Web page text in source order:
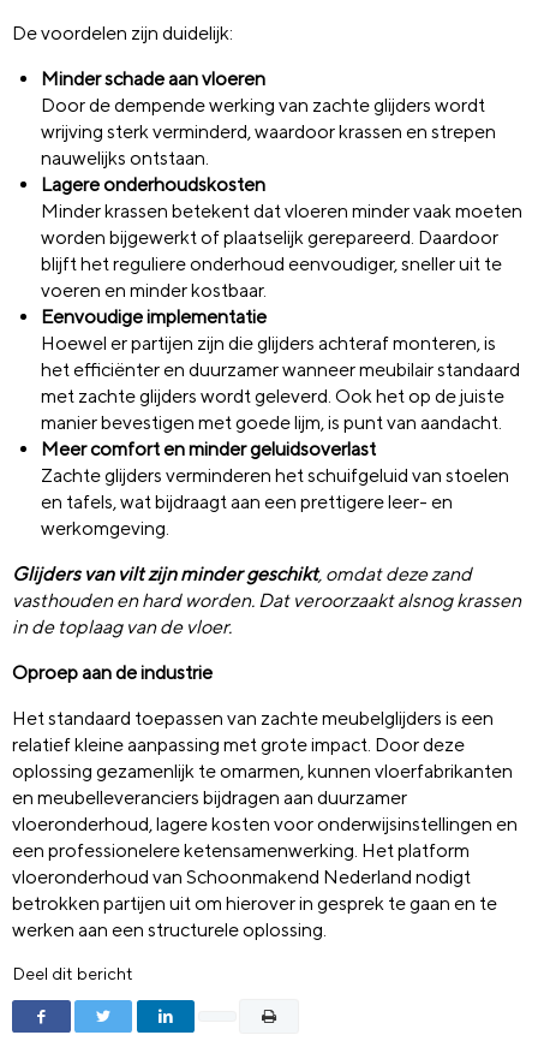
De voordelen zijn duidelijk:
Minder schade aan vloeren
Door de dempende werking van zachte glijders wordt
wrijving sterk verminderd, waardoor krassen en strepen
nauwelijks ontstaan.
Lagere onderhoudskosten
Minder krassen betekent dat vloeren minder vaak moeten
worden bijgewerkt of plaatselijk gerepareerd. Daardoor
blijft het reguliere onderhoud eenvoudiger, sneller uit te
voeren en minder kostbaar.
Eenvoudige implementatie
Hoewel er partijen zijn die glijders achteraf monteren, is
het efficiënter en duurzamer wanneer meubilair standaard
met zachte glijders wordt geleverd. Ook het op de juiste
manier bevestigen met goede lijm, is punt van aandacht.
Meer comfort en minder geluidsoverlast
Zachte glijders verminderen het schuifgeluid van stoelen
en tafels, wat bijdraagt aan een prettigere leer- en
werkomgeving.
Glijders van vilt zijn minder geschikt, omdat deze zand
vasthouden en hard worden. Dat veroorzaakt alsnog krassen
in de toplaag van de vloer.
Oproep aan de industrie
Het standaard toepassen van zachte meubelglijders is een
relatief kleine aanpassing met grote impact. Door deze
oplossing gezamenlijk te omarmen, kunnen vloerfabrikanten
en meubelleveranciers bijdragen aan duurzamer
vloeronderhoud, lagere kosten voor onderwijsinstellingen en
een professionelere ketensamenwerking. Het platform
vloeronderhoud van Schoonmakend Nederland nodigt
betrokken partijen uit om hierover in gesprek te gaan en te
werken aan een structurele oplossing.
Deel dit bericht